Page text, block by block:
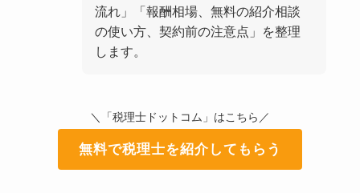
流れ」「報酬相場、無料の紹介相談
の使い方、契約前の注意点」を整理
します。
＼「税理士ドットコム」はこちら／
無料で税理士を紹介してもらう